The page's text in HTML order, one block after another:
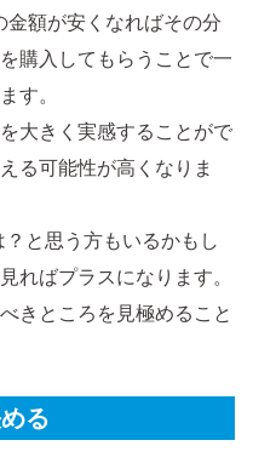
金額が安くなればその分
購入してもらうことで一
す。
大きく実感することがで
る可能性が高くなりま
と思う方もいるかもし
ればプラスになります。
きところを見極めること
る